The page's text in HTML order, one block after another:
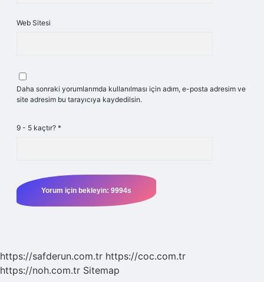
Web Sitesi
Daha sonraki yorumlarımda kullanılması için adım, e-posta adresim ve
site adresim bu tarayıcıya kaydedilsin.
9 - 5 kaçtır? *
https://safderun.com.tr https://coc.com.tr
https://noh.com.tr Sitemap